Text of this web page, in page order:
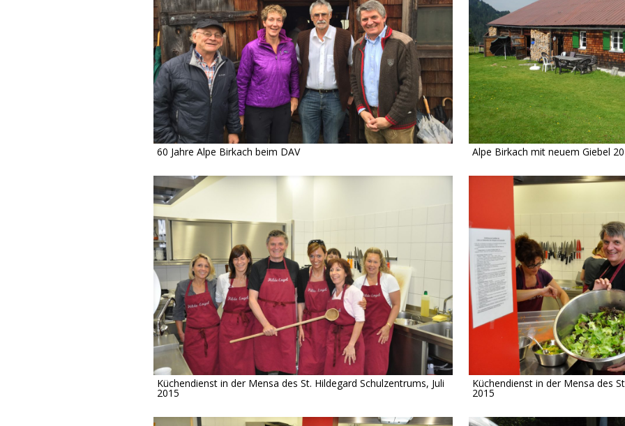
60 Jahre Alpe Birkach beim DAV Alpe Birkach mit neuem Giebel
Küchendienst in der Mensa des St. Hildegard Schulzentrums, Juli
2015
Küchendienst in der Mensa des
2015